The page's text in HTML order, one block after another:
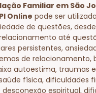
Familiar em São
Online pode ser
de questões, desde
até
persistentes,
de relacionamento,
autoestima, traumas
física, dificuldades
espiritual,